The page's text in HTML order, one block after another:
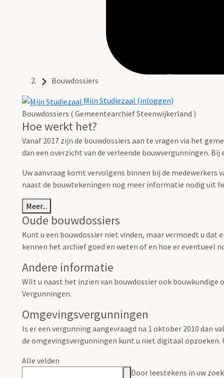
Bouwdossiers
Mijn Studiezaal (inloggen)
Bouwdossiers ( Gemeentearchief Steenwijkerland )
Hoe werkt het?
Vanaf 2017 zijn de bouwdossiers aan te vragen via het
dan een overzicht van de verleende bouwvergunningen.
Uw aanvraag komt vervolgens binnen bij de
naast de bouwtekeningen nog meer informatie nodig uit
Meer...
Oude bouwdossiers
Kunt u een bouwdossier niet vinden, maar vermoedt u
kennen het archief goed en weten of en hoe er eventueel
Andere informatie
Wilt u naast het inzien van bouwdossier ook
Vergunningen.
Omgevingsvergunningen
Is er een vergunning aangevraagd na 1 oktober 2010 dan
de omgevingsvergunningen kunt u niet digitaal
Alle velden
Door leestekens in uw